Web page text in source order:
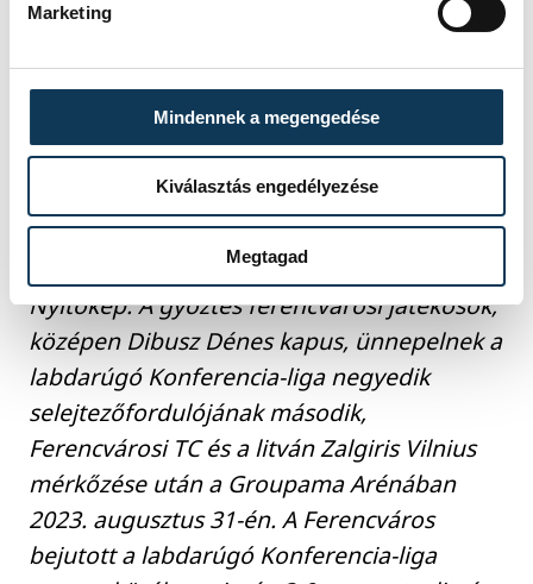
Marketing
Mindennek a megengedése
Kiválasztás engedélyezése
Megtagad
(német), PAOK (görög), Helsinki
JK (finn), Aberdeen (skót)
H csoport:Fenerbahce (török),
Ludogorec (bolgár), Spartak
Trnava (szlovák), Nordsjaelland
Nyitókép: A győztes ferencvárosi játékosok,
középen Dibusz Dénes kapus, ünnepelnek a
labdarúgó Konferencia-liga negyedik
selejtezőfordulójának második,
Ferencvárosi TC és a litván Zalgiris Vilnius
mérkőzése után a Groupama Arénában
2023. augusztus 31-én. A Ferencváros
bejutott a labdarúgó Konferencia-liga